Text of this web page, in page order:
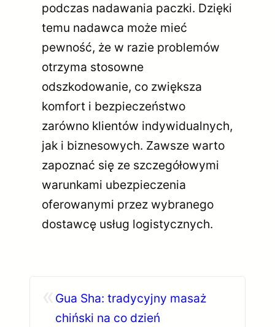
podczas nadawania paczki. Dzięki
temu nadawca może mieć
pewność, że w razie problemów
otrzyma stosowne
odszkodowanie, co zwiększa
komfort i bezpieczeństwo
zarówno klientów indywidualnych,
jak i biznesowych. Zawsze warto
zapoznać się ze szczegółowymi
warunkami ubezpieczenia
oferowanymi przez wybranego
dostawcę usług logistycznych.
Gua Sha: tradycyjny masaż
chiński na co dzień